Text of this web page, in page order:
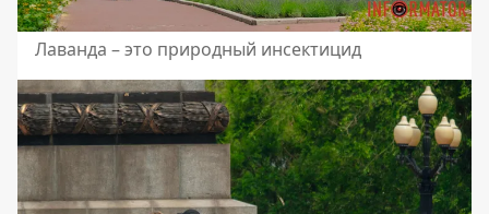
Лаванда – это природный инсектицид